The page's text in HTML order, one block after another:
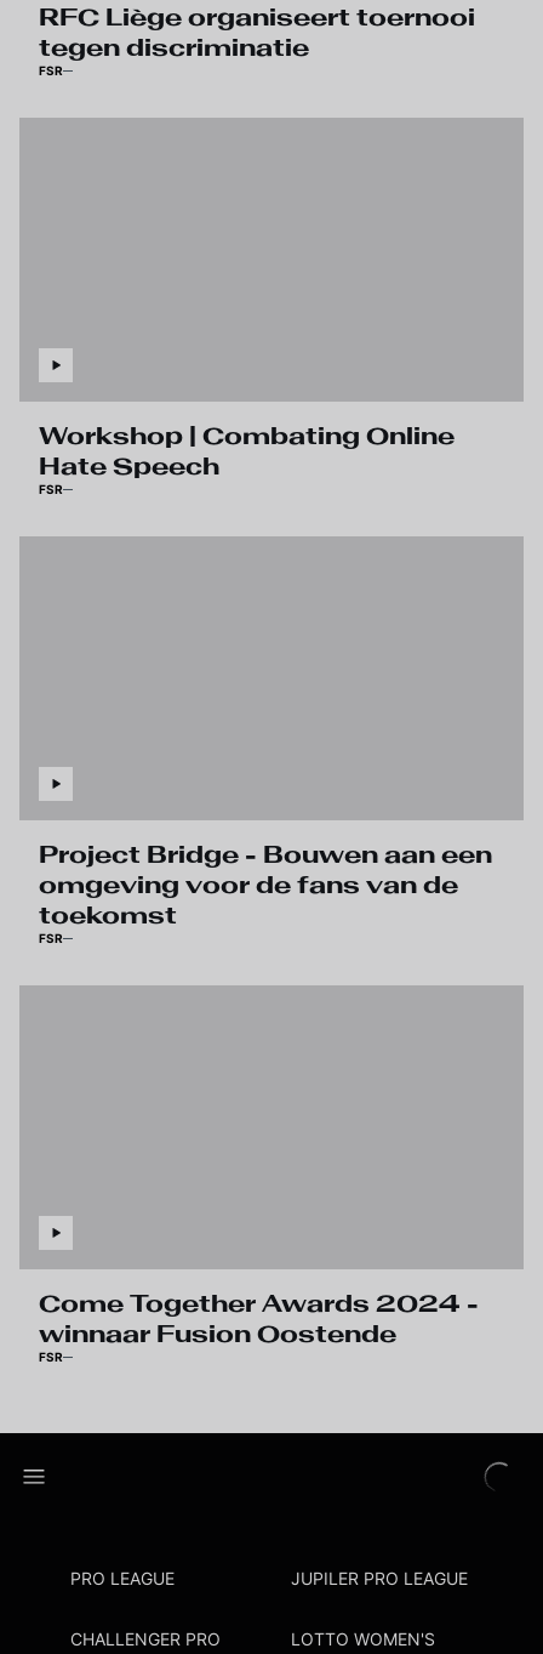
RFC Liège organiseert toernooi
tegen discriminatie
FSR
Workshop | Combating Online
Hate Speech
FSR
Project Bridge - Bouwen aan een
omgeving voor de fans van de
toekomst
FSR
Come Together Awards 2024 -
winnaar Fusion Oostende
FSR
PRO LEAGUE JUPILER PRO LEAGUE
CHALLENGER PRO
LOTTO WOMEN'S